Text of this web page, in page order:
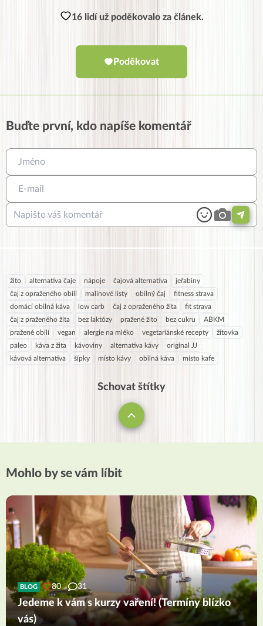
16 lidí už poděkovalo za článek.
Poděkovat
Buďte první, kdo napíše komentář
žito alternativa čaje nápoje čajová alternativa
jeřabiny
čaj z opraženého obilí
malinové listy obilný čaj
fitness strava
domácí obilná káva
low carb čaj z opraženého žita
fit strava
čaj z praženého žita
bez laktózy pražené žito bez cukru
ABKM
pražené obilí
vegan alergie na mléko vegetariánské recepty
žitovka
paleo
káva z žita kávoviny alternativa kávy
original JJ
kávová alternativa
šípky místo kávy obilná káva místo kafe
Schovat štítky
Mohlo by se vám líbit
BLOG 80 31
Jedeme k vám s kurzy vaření! (Termíny blízko
vás)